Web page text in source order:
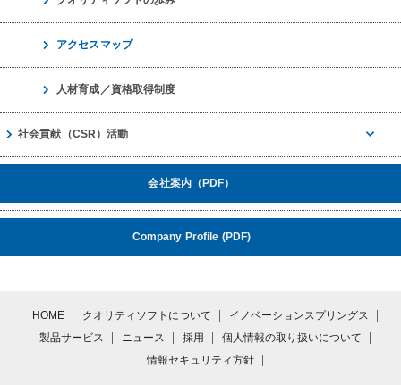
アクセスマップ
人材育成／資格取得制度
社会貢献（CSR）活動
会社案内（PDF）
Company Profile (PDF)
HOME クオリティソフトについて
イノベーションスプリングス
製品サービス
ニュース 採用
個人情報の取り扱いについて
情報セキュリティ方針